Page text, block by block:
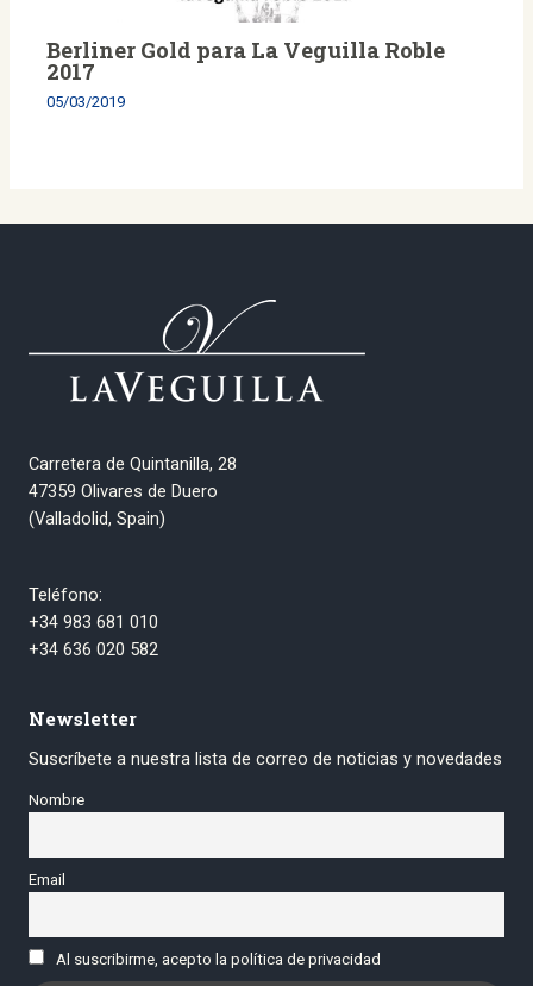
Berliner Gold para La Veguilla Roble
2017
05/03/2019
Carretera de Quintanilla, 28
47359 Olivares de Duero
(Valladolid, Spain)
Teléfono:
+34 983 681 010
+34 636 020 582
Newsletter
Suscríbete a nuestra lista de correo de noticias y novedades
Nombre
Email
Al suscribirme, acepto la política de privacidad